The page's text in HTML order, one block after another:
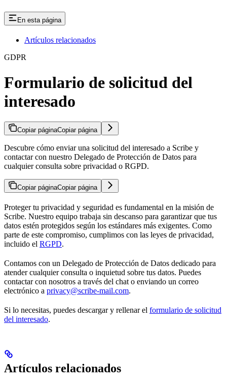
En esta página
Artículos relacionados
GDPR
Formulario de solicitud del
interesado
Copiar páginaCopiar página
Descubre cómo enviar una solicitud del interesado a Scribe y
contactar con nuestro Delegado de Protección de Datos para
cualquier consulta sobre privacidad o RGPD.
Copiar páginaCopiar página
Proteger tu privacidad y seguridad es fundamental en la misión de
Scribe. Nuestro equipo trabaja sin descanso para garantizar que tus
datos estén protegidos según los estándares más exigentes. Como
parte de este compromiso, cumplimos con las leyes de privacidad,
incluido el RGPD.
Contamos con un Delegado de Protección de Datos dedicado para
atender cualquier consulta o inquietud sobre tus datos. Puedes
contactar con nosotros a través del chat o enviando un correo
electrónico a privacy@scribe-mail.com.
Si lo necesitas, puedes descargar y rellenar el formulario de solicitud
del interesado.
Artículos relacionados